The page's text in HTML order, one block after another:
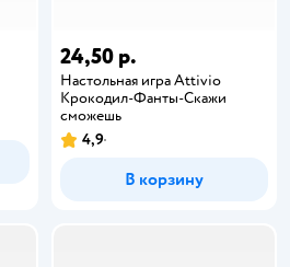
24,50 р.
Настольная игра Attivio
Крокодил-Фанты-Скажи
сможешь
4,9
В корзину